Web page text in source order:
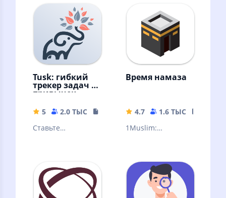
Tusk: гибкий
трекер задач и
привычек
5 2.0 ТЫС
54.94 MB
Ставьте
прогресс
Время намаза
4.7 1.6 ТЫС
1Muslim:
Кибла, Рамадан
виджет и
календарь, Хадисы